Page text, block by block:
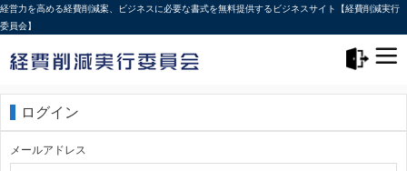
経営力を高める経費削減案、ビジネスに必要な書式を無料提供するビジネスサイト【経費削減実行
委員会】
ログイン
メールアドレス